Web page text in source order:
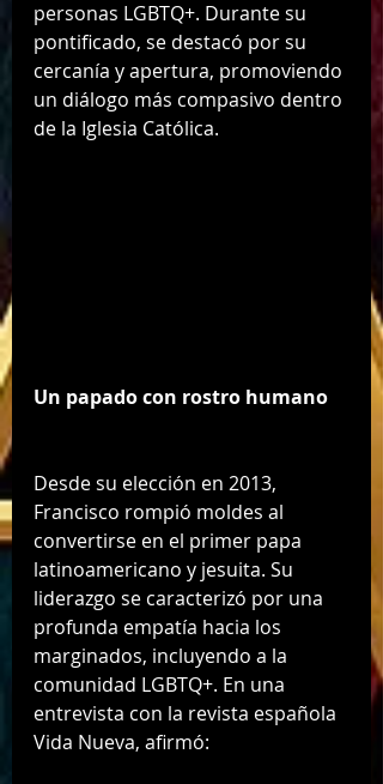
personas LGBTQ+. Durante su
pontificado, se destacó por su
cercanía y apertura, promoviendo
un diálogo más compasivo dentro
de la Iglesia Católica.
Un papado con rostro humano
Desde su elección en 2013,
Francisco rompió moldes al
convertirse en el primer papa
latinoamericano y jesuita. Su
liderazgo se caracterizó por una
profunda empatía hacia los
marginados, incluyendo a la
comunidad LGBTQ+. En una
entrevista con la revista española
Vida Nueva, afirmó: